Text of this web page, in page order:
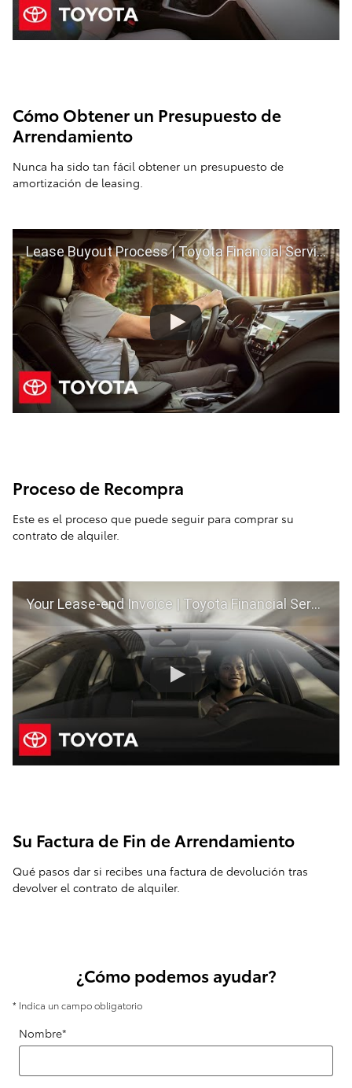
Cómo Obtener un Presupuesto de
Arrendamiento
Nunca ha sido tan fácil obtener un presupuesto de
amortización de leasing.
Proceso de Recompra
Este es el proceso que puede seguir para comprar su
contrato de alquiler.
Lease Buyout Process | Toyota Financial Services
Su Factura de Fin de Arrendamiento
Qué pasos dar si recibes una factura de devolución tras
devolver el contrato de alquiler.
Your Lease-end Invoice | Toyota Financial Services
¿Cómo podemos ayudar?
* Indica un campo obligatorio
Nombre*